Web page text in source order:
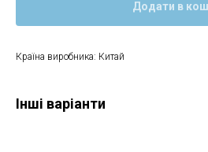
Додати в
Країна виробника: Китай
Інші варіанти